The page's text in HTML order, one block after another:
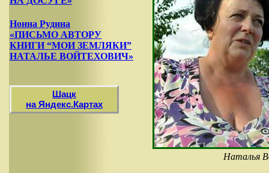
Нонна Рудина
«ПИСЬМО АВТОРУ
КНИГИ “МОИ ЗЕМЛЯКИ”
НАТАЛЬЕ ВОЙТЕХОВИЧ»
Шацк
на Яндекс.Картах
Наталья